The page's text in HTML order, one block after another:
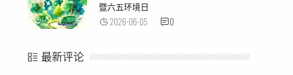
暨六五环境日
2026-06-05 0
最新评论